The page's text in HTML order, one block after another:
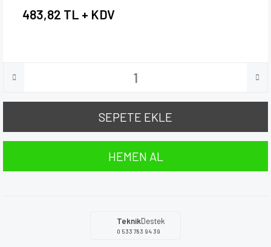
483,82 TL + KDV
SEPETE EKLE
HEMEN AL
TeknikDestek
0 533 783 94 39